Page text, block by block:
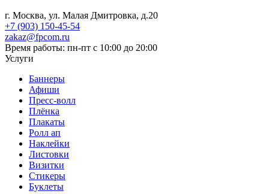
г. Москва, ул. Малая Дмитровка, д.20
+7 (903) 150-45-54
zakaz@fpcom.ru
Время работы: пн-пт с 10:00 до 20:00
Услуги
Баннеры
Афиши
Пресс-волл
Плёнка
Плакаты
Ролл ап
Наклейки
Листовки
Визитки
Стикеры
Буклеты